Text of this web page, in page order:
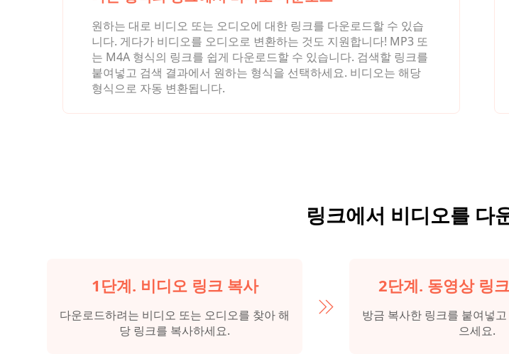
원하는 대로 비디오 또는 오디오에 대한 링크를 다운로드할 수 있습
니다. 게다가 비디오를 오디오로 변환하는 것도 지원합니다! MP3 또
는 M4A 형식의 링크를 쉽게 다운로드할 수 있습니다. 검색할 링크를
붙여넣고 검색 결과에서 원하는 형식을 선택하세요. 비디오는 해당
형식으로 자동 변환됩니다.
링크에서 비디오를 다
1단계. 비디오 링크 복사
다운로드하려는 비디오 또는 오디오를 찾아 해
당 링크를 복사하세요.
2단계. 동영상 링
방금 복사한 링크를 붙여넣
으세요.